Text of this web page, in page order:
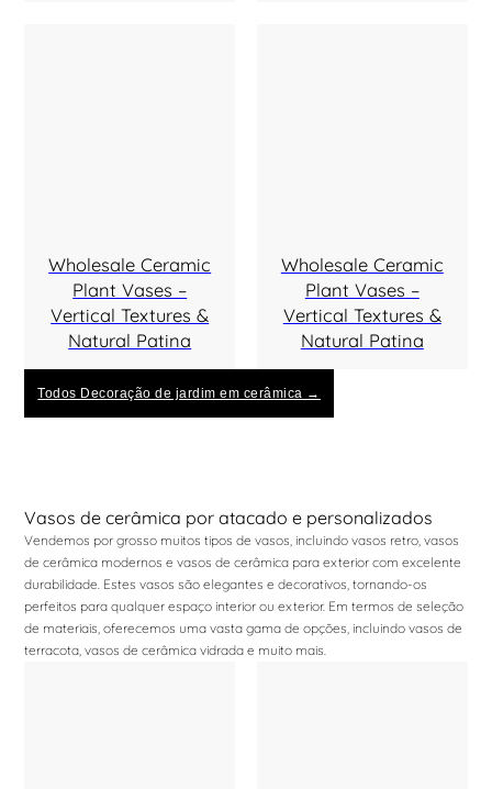
Wholesale Ceramic
Plant Vases –
Vertical Textures &
Natural Patina
Wholesale Ceramic
Plant Vases –
Vertical Textures &
Natural Patina
Todos Decoração de jardim em cerâmica →
Vasos de cerâmica por atacado e personalizados
Vendemos por grosso muitos tipos de vasos, incluindo vasos retro, vasos
de cerâmica modernos e vasos de cerâmica para exterior com excelente
durabilidade. Estes vasos são elegantes e decorativos, tornando-os
perfeitos para qualquer espaço interior ou exterior. Em termos de seleção
de materiais, oferecemos uma vasta gama de opções, incluindo vasos de
terracota, vasos de cerâmica vidrada e muito mais.